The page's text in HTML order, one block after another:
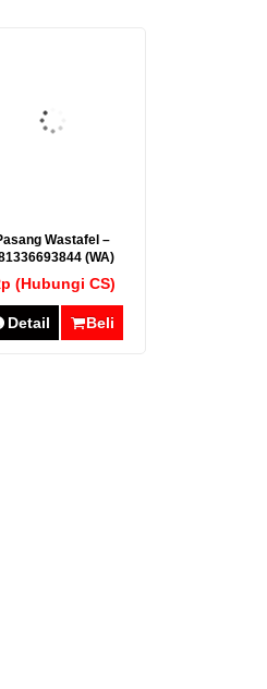
Wastafel –
(WA)
(Hubungi CS)
Detail Beli